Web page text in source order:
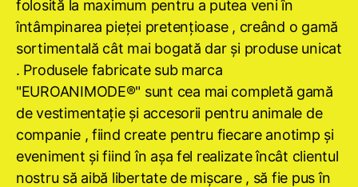
folosită la maximum pentru a putea veni în
întâmpinarea pieţei pretenţioase , creând o gamă
sortimentală cât mai bogată dar şi produse unicat
. Produsele fabricate sub marca
"EUROANIMODE®" sunt cea mai completă gamă
de vestimentaţie şi accesorii pentru animale de
companie , fiind create pentru fiecare anotimp şi
eveniment şi fiind în aşa fel realizate încât clientul
nostru să aibă libertate de mişcare , să fie pus în